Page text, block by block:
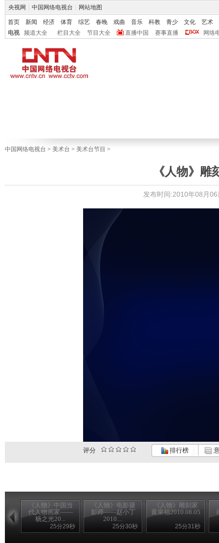
央视网 中国网络电视台 网站地图
首页 新闻 经济 体育 综艺 春晚 戏曲 音乐 科教 青少 文化
艺术
电视
频道大全 栏目大全 节目大全 直播中国 赛事直播 网络
中国网络电视台 > 美术台 > 美术台节目 >
《人物》雕
发布时间:2010年08月
评分 排行榜
《人物》中国当
代人物画家——
杨之光20...
25分29秒
《人物》电影摄
影师——赵小丁
2010....
25分30秒
《人物》雕刻家
黄泉福2010.08.05
25分31秒